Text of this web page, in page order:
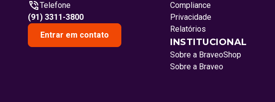
Telefone
(91) 3311-3800
Entrar em contato
Compliance
Privacidade
Relatórios
INSTITUCIONAL
Sobre a BraveoShop
Sobre a Braveo